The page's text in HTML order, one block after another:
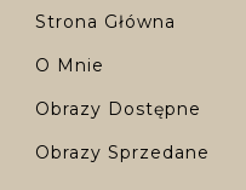
Strona Główna
O Mnie
Obrazy Dostępne
Obrazy Sprzedane